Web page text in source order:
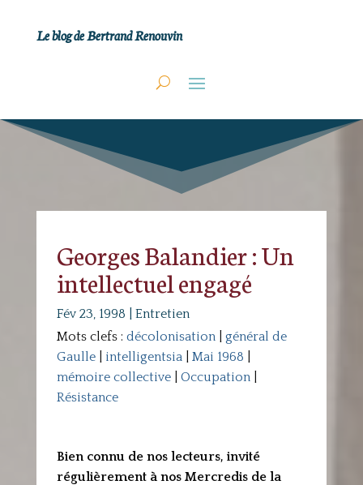
Le blog de Bertrand Renouvin
Georges Balandier : Un
intellectuel engagé
Fév 23, 1998
Entretien
Mots clefs : décolonisation| général de
Gaulle| intelligentsia| Mai 1968
mémoire collective| Occupation|
Résistance
Bien connu de nos lecteurs, invité
régulièrement à nos Mercredis de la